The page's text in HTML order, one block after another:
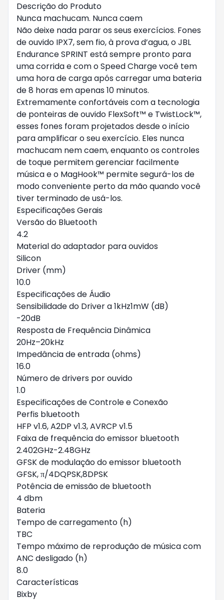
Descrição do Produto
Nunca machucam. Nunca caem
Não deixe nada parar os seus exercícios. Fones
de ouvido IPX7, sem fio, à prova d’agua, o JBL
Endurance SPRINT está sempre pronto para
uma corrida e com o Speed Charge você tem
uma hora de carga após carregar uma bateria
de 8 horas em apenas 10 minutos.
Extremamente confortáveis com a tecnologia
de ponteiras de ouvido FlexSoft™ e TwistLock™,
esses fones foram projetados desde o início
para amplificar o seu exercício. Eles nunca
machucam nem caem, enquanto os controles
de toque permitem gerenciar facilmente
música e o MagHook™ permite segurá-los de
modo conveniente perto da mão quando você
tiver terminado de usá-los.
Especificações Gerais
Versão do Bluetooth
4.2
Material do adaptador para ouvidos
Silicon
Driver (mm)
10.0
Especificações de Áudio
Sensibilidade do Driver a 1kHz1mW (dB)
-20dB
Resposta de Frequência Dinâmica
20Hz–20kHz
Impedância de entrada (ohms)
16.0
Número de drivers por ouvido
1.0
Especificações de Controle e Conexão
Perfis bluetooth
HFP v1.6, A2DP v1.3, AVRCP v1.5
Faixa de frequência do emissor bluetooth
2.402GHz-2.48GHz
GFSK de modulação do emissor bluetooth
GFSK, π/4DQPSK,8DPSK
Potência de emissão de bluetooth
4 dbm
Bateria
Tempo de carregamento (h)
TBC
Tempo máximo de reprodução de música com
ANC desligado (h)
8.0
Características
Bixby